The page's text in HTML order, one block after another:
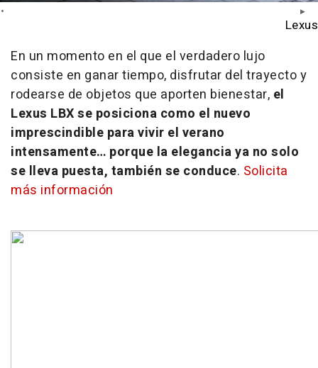
Lexus
En un momento en el que el verdadero lujo
consiste en ganar tiempo, disfrutar del trayecto y
rodearse de objetos que aporten bienestar, el
Lexus LBX se posiciona como el nuevo
imprescindible para vivir el verano
intensamente… porque la elegancia ya no solo
se lleva puesta, también se conduce. Solicita
más información